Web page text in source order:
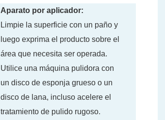
Aparato por aplicador:
Limpie la superficie con un paño y
luego exprima el producto sobre el
área que necesita ser operada.
Utilice una máquina pulidora con
un disco de esponja grueso o un
disco de lana, incluso acelere el
tratamiento de pulido rugoso.